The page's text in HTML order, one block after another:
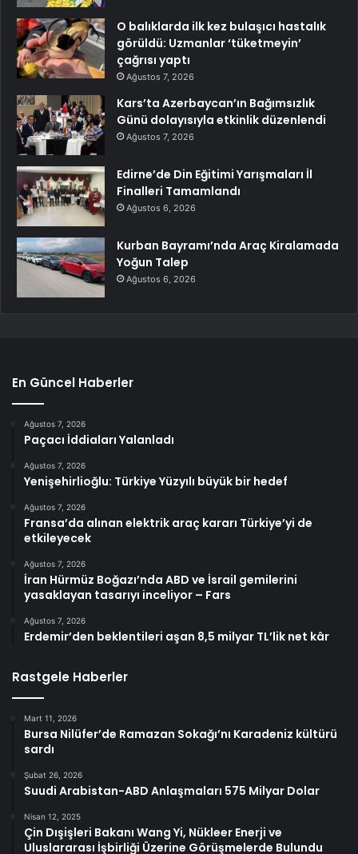
O balıklarda ilk kez bulaşıcı hastalık
görüldü: Uzmanlar ‘tüketmeyin’
çağrısı yaptı
Ağustos 7, 2026
Kars’ta Azerbaycan’ın Bağımsızlık
Günü dolayısıyla etkinlik düzenlendi
Ağustos 7, 2026
Edirne’de Din Eğitimi Yarışmaları İl
Finalleri Tamamlandı
Ağustos 6, 2026
Kurban Bayramı’nda Araç Kiralamada
Yoğun Talep
Ağustos 6, 2026
En Güncel Haberler
Ağustos 7, 2026
Paçacı İddiaları Yalanladı
Ağustos 7, 2026
Yenişehirlioğlu: Türkiye Yüzyılı büyük bir hedef
Ağustos 7, 2026
Fransa’da alınan elektrik araç kararı Türkiye’yi de
etkileyecek
Ağustos 7, 2026
İran Hürmüz Boğazı’nda ABD ve İsrail gemilerini
yasaklayan tasarıyı inceliyor – Fars
Ağustos 7, 2026
Erdemir’den beklentileri aşan 8,5 milyar TL’lik net kâr
Rastgele Haberler
Mart 11, 2026
Bursa Nilüfer’de Ramazan Sokağı’nı Karadeniz kültürü
sardı
Şubat 26, 2026
Suudi Arabistan-ABD Anlaşmaları 575 Milyar Dolar
Nisan 12, 2025
Çin Dışişleri Bakanı Wang Yi, Nükleer Enerji ve
Uluslararası İşbirliği Üzerine Görüşmelerde Bulundu